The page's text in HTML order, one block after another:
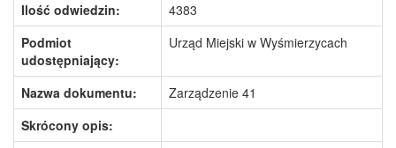
Ilość odwiedzin:
4383
Podmiot
udostępniający:
Urząd Miejski w Wyśmierzycach
Nazwa dokumentu:
Zarządzenie 41
Skrócony opis: